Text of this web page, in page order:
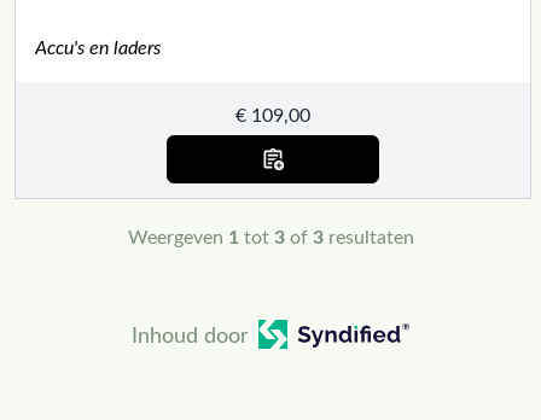
Accu's en laders
€ 109,00
Weergeven 1tot 3of 3resultaten
Inhoud door